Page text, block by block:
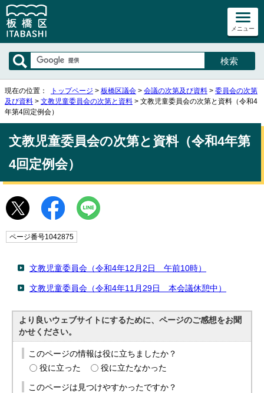
メニュー
現在の位置： トップページ > 板橋区議会 > 会議の次第及び資料 > 委員会の次第
及び資料 > 文教児童委員会の次第と資料 > 文教児童委員会の次第と資料（令和4
年第4回定例会）
文教児童委員会の次第と資料（令和4年第
4回定例会）
ページ番号1042875
文教児童委員会（令和4年12月2日 午前10時）
文教児童委員会（令和4年11月29日 本会議休憩中）
より良いウェブサイトにするために、ページのご感想をお聞
かせください。
このページの情報は役に立ちましたか？
役に立った
役に立たなかった
このページは見つけやすかったですか？